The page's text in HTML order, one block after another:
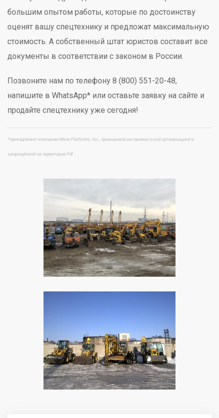
большим опытом работы, которые по достоинству
оценят вашу спецтехнику и предложат максимальную
стоимость. А собственный штат юристов составит все
документы в соответствии с законом в России.
Позвоните нам по телефону 8 (800) 551-20-48,
напишите в WhatsApp* или оставьте заявку на сайте и
продайте спецтехнику уже сегодня!
*принадлежит компании Meta Platforms, Inc., признанной экстремистской организацией и
запрещённой на территории РФ